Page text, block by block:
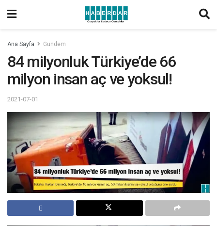
Ana Sayfa Gündem
84 milyonluk Türkiye’de 66
milyon insan aç ve yoksul!
2021-07-01